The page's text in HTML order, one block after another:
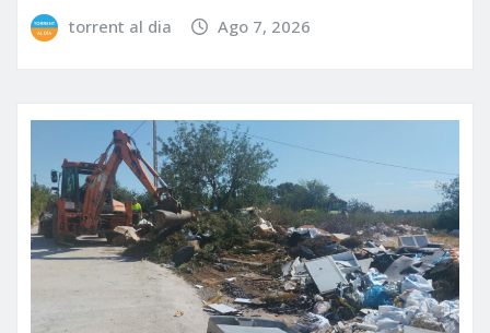
torrent al dia Ago 7, 2026